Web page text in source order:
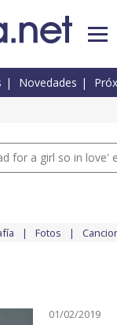
Novedades
for a girl so in love'
Fotos
01/02/2019